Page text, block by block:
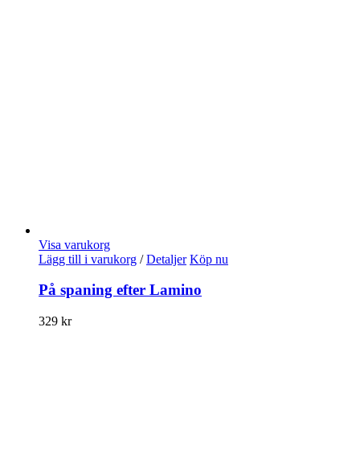
Visa varukorg
Lägg till i varukorg / Detaljer Köp nu
På spaning efter Lamino
329 kr